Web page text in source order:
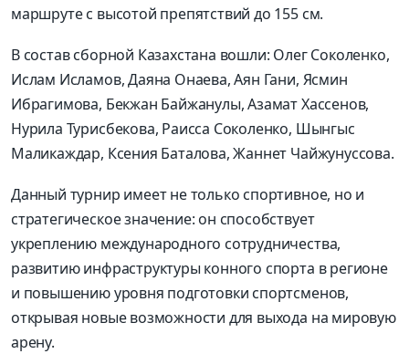
маршруте с высотой препятствий до 155 см.
В состав сборной Казахстана вошли: Олег Соколенко,
Ислам Исламов, Даяна Онаева, Аян Гани, Ясмин
Ибрагимова, Бекжан Байжанулы, Азамат Хассенов,
Нурила Турисбекова, Раисса Соколенко, Шынгыс
Маликаждар, Ксения Баталова, Жаннет Чайжунуссова.
Данный турнир имеет не только спортивное, но и
стратегическое значение: он способствует
укреплению международного сотрудничества,
развитию инфраструктуры конного спорта в регионе
и повышению уровня подготовки спортсменов,
открывая новые возможности для выхода на мировую
арену.